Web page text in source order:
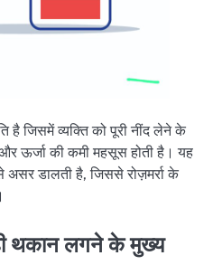
है जिसमें व्यक्ति को पूरी नींद लेने के
ऊर्जा की कमी महसूस होती है। यह
असर डालती है, जिससे रोज़मर्रा के
थकान लगने के मुख्य